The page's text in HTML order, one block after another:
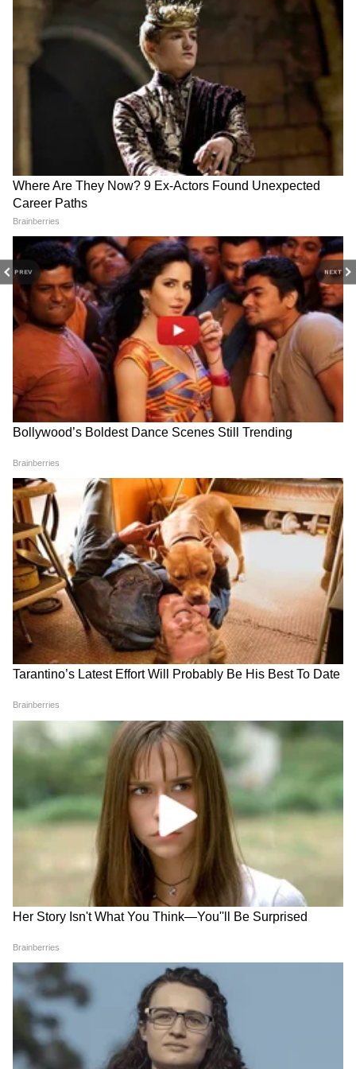
PREV NEXT
Related Articles
Ketan Agarwal Case : लग्नानंतर राजस्थानला
राहण्याचा प्लॅन; सियाकडून पैशांची सोय, चेतनच्या मित्रांची
माहिती
बिष्णोई गँगकडून आता या आमदाराला धमकी, यावर
विधानसभेत रणकंदन
रानडे इन्स्टिट्युट येथून पत्रकारितेचे पदव्युत्तर शिक्षण पूर्ण केलं आहे. विवेक
यांनी अर्थसाक्षर. कॉम येथे संपादक, तसेच दैनिक सकाळ येथे उपसंपादक
म्हणून काम पाहिलं आहे.
गुन्हेगारीच्या बातम्या
RECOMMENDED STORIES
Pune Crime: अल्पवयीन आरोपींना
गाडीच्या बोनेटला बांधून धिंड,
वादग्रस्त व्हिडिओनंतर पोलीस
Cricketer Suicide: टीममध्ये
निवड झाली नाही, नागपूरच्या 17
वर्षीय महिला क्रिकेटरची आत्महत्या
Crime : ब्रॉयफ्रेन्डशी बोलताना 3
वर्षाचा मुलगा रडत होता, आईने
त्याला संपवलं
एक महिन्यापासून माझ्या भावाचं हसू
पाहिलं नाही, केतन अग्रवालची बहीण
झाली भावुक
LATEST VIDEOS